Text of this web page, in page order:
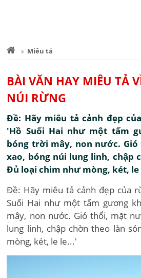
Miêu tả
BÀI VĂN HAY MIÊU TẢ
NÚI RỪNG
Đề: Hãy miêu tả cảnh đẹp
'Hồ Suối Hai như một tấm
bóng trời mây, non nước.
xao, bóng núi lung linh, chập
Đủ loại chim như mòng, két, le
Đề: Hãy miêu tả cảnh đẹp của
Suối Hai như một tấm gương
mây, non nước. Gió thổi, mặt
lung linh, chập chờn theo làn
mòng, két, le le...'